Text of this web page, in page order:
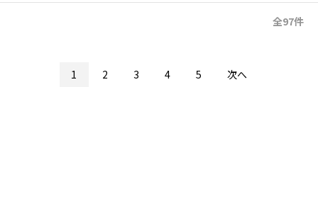
全97件
1 2 3 4 5 次へ